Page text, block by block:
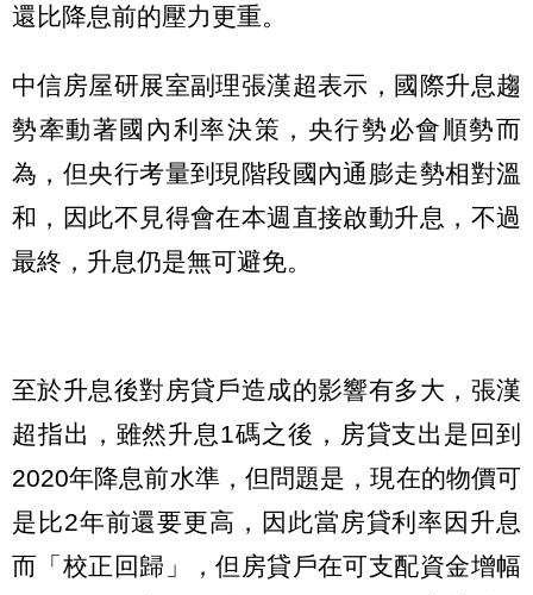
還比降息前的壓力更重。
中信房屋研展室副理張漢超表示，國際升息趨
勢牽動著國內利率決策，央行勢必會順勢而
為，但央行考量到現階段國內通膨走勢相對溫
和，因此不見得會在本週直接啟動升息，不過
最終，升息仍是無可避免。
至於升息後對房貸戶造成的影響有多大，張漢
超指出，雖然升息1碼之後，房貸支出是回到
2020年降息前水準，但問題是，現在的物價可
是比2年前還要更高，因此當房貸利率因升息
而「校正回歸」，但房貸戶在可支配資金增幅